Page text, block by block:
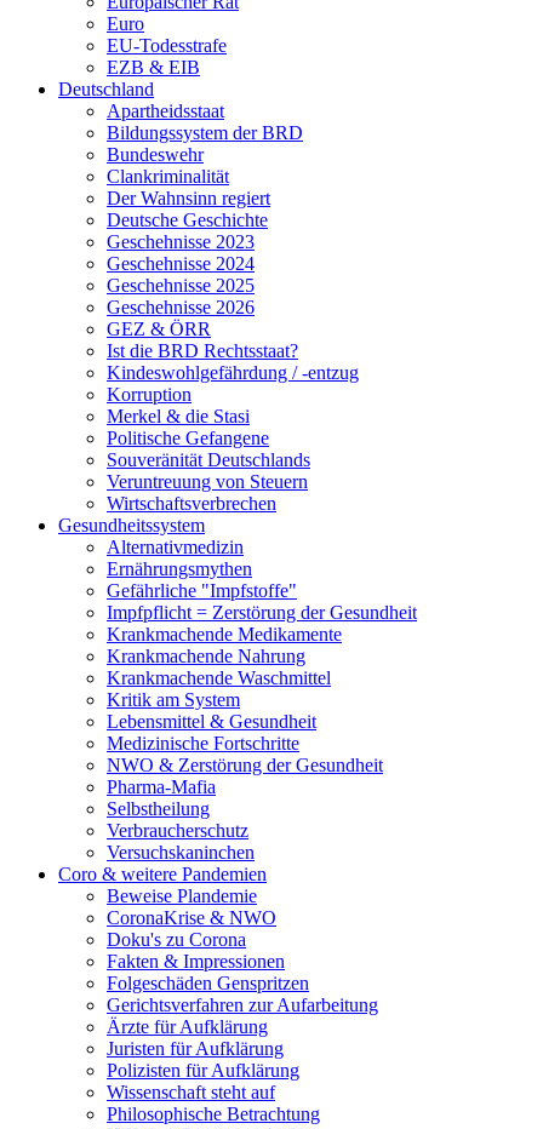
Euro
EU-Todesstrafe
EZB & EIB
Deutschland
Apartheidsstaat
Bildungssystem der BRD
Bundeswehr
Clankriminalität
Der Wahnsinn regiert
Deutsche Geschichte
Geschehnisse 2023
Geschehnisse 2024
Geschehnisse 2025
Geschehnisse 2026
GEZ & ÖRR
Ist die BRD Rechtsstaat?
Kindeswohlgefährdung / -entzug
Korruption
Merkel & die Stasi
Politische Gefangene
Souveränität Deutschlands
Veruntreuung von Steuern
Wirtschaftsverbrechen
Gesundheitssystem
Alternativmedizin
Ernährungsmythen
Gefährliche "Impfstoffe"
Impfpflicht = Zerstörung der Gesundheit
Krankmachende Medikamente
Krankmachende Nahrung
Krankmachende Waschmittel
Kritik am System
Lebensmittel & Gesundheit
Medizinische Fortschritte
NWO & Zerstörung der Gesundheit
Pharma-Mafia
Selbstheilung
Verbraucherschutz
Versuchskaninchen
Coro & weitere Pandemien
Beweise Plandemie
CoronaKrise & NWO
Doku's zu Corona
Fakten & Impressionen
Folgeschäden Genspritzen
Gerichtsverfahren zur Aufarbeitung
Ärzte für Aufklärung
Juristen für Aufklärung
Polizisten für Aufklärung
Wissenschaft steht auf
Philosophische Betrachtung